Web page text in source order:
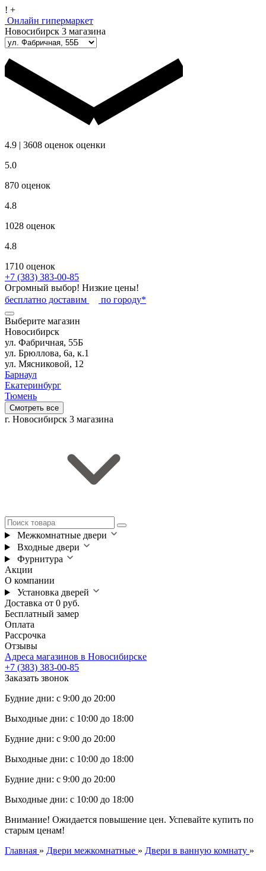
! +
Онлайн гипермаркет
Новосибирск 3 магазина
4.9 | 3608 оценок оценки
5.0
870 оценок
4.8
1028 оценок
4.8
1710 оценок
+7 (383) 383-00-85
Огромный выбор! Низкие цены!
бесплатно доставим
по городу*
Выберите магазин
Новосибирск
ул. Фабричная, 55Б
ул. Брюллова, 6а, к.1
ул. Мясниковой, 12
Барнаул
Екатеринбург
Тюмень
Смотреть все
г. Новосибирск 3 магазина
Межкомнатные двери
Входные двери
Фурнитура
Акции
О компании
Установка дверей
Доставка от 0 руб.
Бесплатный замер
Оплата
Рассрочка
Отзывы
Адреса магазинов в Новосибирске
+7 (383) 383-00-85
Заказать звонок
Будние дни: с 9:00 до 20:00
Выходные дни: с 10:00 до 18:00
Будние дни: с 9:00 до 20:00
Выходные дни: с 10:00 до 18:00
Будние дни: с 9:00 до 20:00
Выходные дни: с 10:00 до 18:00
Внимание! Ожидается повышение цен. Успевайте купить по
старым ценам!
Главная » Двери межкомнатные » Двери в ванную комнату »